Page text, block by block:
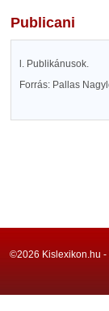
Publicani
l. Publikánusok.
Forrás: Pallas
©2026 Kislexikon.hu -